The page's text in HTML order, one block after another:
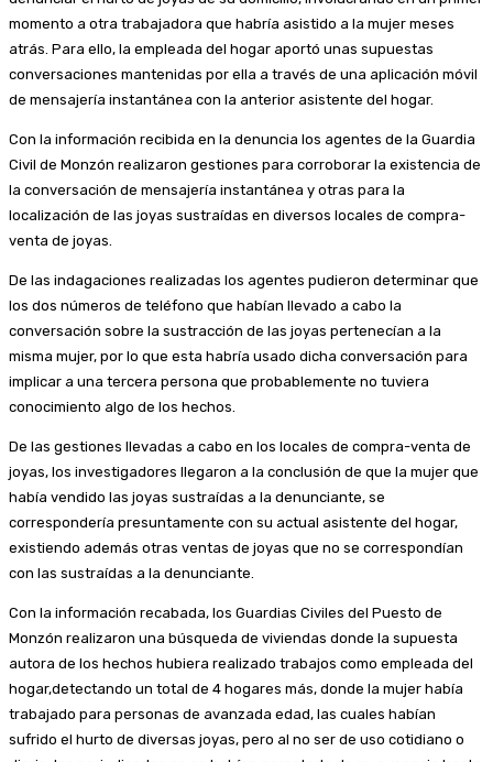
momento a otra trabajadora que habría asistido a la mujer meses
atrás. Para ello, la empleada del hogar aportó unas supuestas
conversaciones mantenidas por ella a través de una aplicación móvil
de mensajería instantánea con la anterior asistente del hogar.
Con la información recibida en la denuncia los agentes de la Guardia
Civil de Monzón realizaron gestiones para corroborar la existencia de
la conversación de mensajería instantánea y otras para la
localización de las joyas sustraídas en diversos locales de compra-
venta de joyas.
De las indagaciones realizadas los agentes pudieron determinar que
los dos números de teléfono que habían llevado a cabo la
conversación sobre la sustracción de las joyas pertenecían a la
misma mujer, por lo que esta habría usado dicha conversación para
implicar a una tercera persona que probablemente no tuviera
conocimiento algo de los hechos.
De las gestiones llevadas a cabo en los locales de compra-venta de
joyas, los investigadores llegaron a la conclusión de que la mujer que
había vendido las joyas sustraídas a la denunciante, se
correspondería presuntamente con su actual asistente del hogar,
existiendo además otras ventas de joyas que no se correspondían
con las sustraídas a la denunciante.
Con la información recabada, los Guardias Civiles del Puesto de
Monzón realizaron una búsqueda de viviendas donde la supuesta
autora de los hechos hubiera realizado trabajos como empleada del
hogar,detectando un total de 4 hogares más, donde la mujer había
trabajado para personas de avanzada edad, las cuales habían
sufrido el hurto de diversas joyas, pero al no ser de uso cotidiano o